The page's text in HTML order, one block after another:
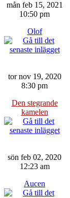
mån feb 15, 2021
10:50 pm
Olof
tor nov 19, 2020
8:30 pm
Den stegrande
kamelen
sön feb 02, 2020
12:23 am
Aucen